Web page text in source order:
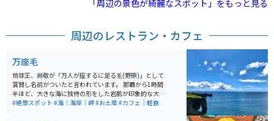
「周辺の景色が綺麗なスポット」をもっと見る
周辺のレストラン・カフェ
万座毛
琉球王、尚敬が「万人が座するに足る毛(野原)」として
賞賛し名前がついたと言われています。 那覇から1時間
半ほど、大きな海に独特の形をした岩肌が印象的な大自
然スポットで、夕陽も綺麗です。 1人で景色を眺めるも
#絶景スポット #海｜海岸｜岬#お土産#カフェ｜軽食